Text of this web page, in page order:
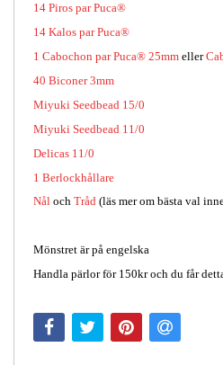
14 Piros par Puca®
14 Kalos par Puca®
1 Cabochon par Puca® 25mm eller
40 Biconer 3mm
Miyuki Seedbead 15/0
Miyuki Seedbead 11/0
Delicas 11/0
1 Berlockhållare
Nål och Tråd (läs mer om bästa val
Mönstret är på engelska
Handla pärlor för 150kr och du får